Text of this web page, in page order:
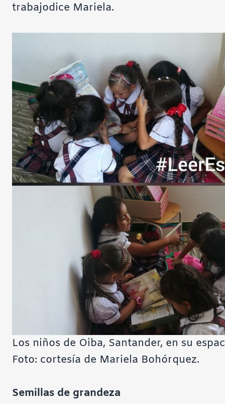
trabajodice Mariela.
Los niños de Oiba, Santander, en su
Foto: cortesía de Mariela Bohórquez.
Semillas de grandeza